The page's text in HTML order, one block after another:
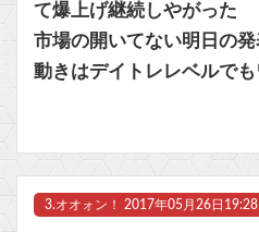
て爆上げ継続しやがった
市場の開いてない明日の
動きはデイトレレベルで
3.オオォン！ 2017年05月26日